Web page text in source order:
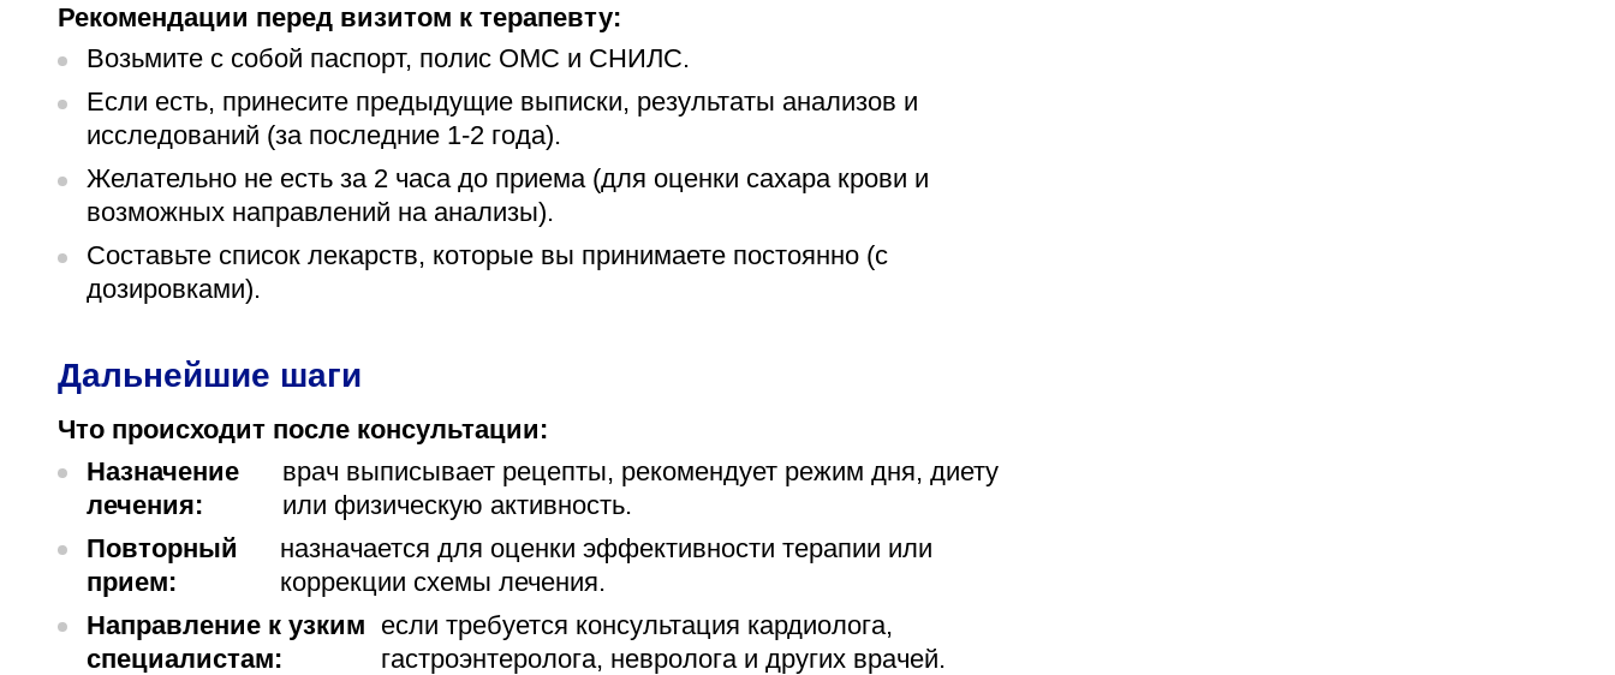
Рекомендации перед визитом к терапевту:
Возьмите с собой паспорт, полис ОМС и СНИЛС.
Если есть, принесите предыдущие выписки, результаты анализов и
исследований (за последние 1-2 года).
Желательно не есть за 2 часа до приема (для оценки сахара крови и
возможных направлений на анализы).
Составьте список лекарств, которые вы принимаете постоянно (с
дозировками).
Дальнейшие шаги
Что происходит после консультации:
Назначение
лечения:
врач выписывает рецепты, рекомендует режим дня, диету
или физическую активность.
Повторный
прием:
назначается для оценки эффективности терапии или
коррекции схемы лечения.
Направление к узким
специалистам:
если требуется консультация кардиолога,
гастроэнтеролога, невролога и других врачей.